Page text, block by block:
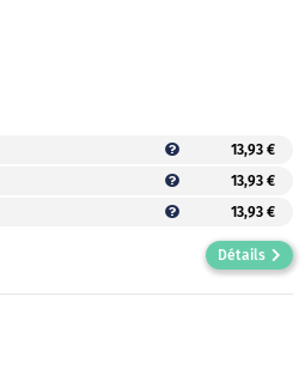
13,93 €
13,93 €
13,93 €
Détails